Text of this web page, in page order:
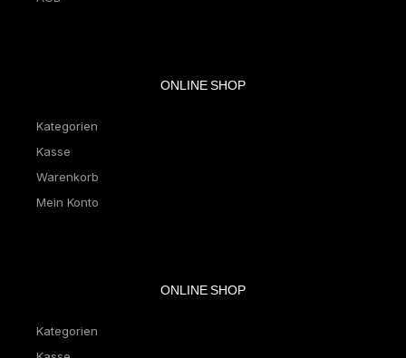
ONLINE SHOP
Kategorien
Kasse
Warenkorb
Mein Konto
ONLINE SHOP
Kategorien